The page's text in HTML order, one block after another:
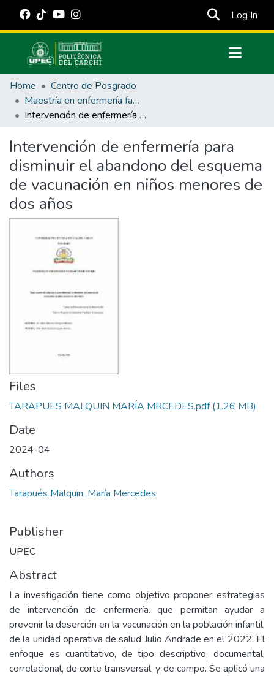
Log In
Communities & Collections
All of DSpace
Statistics
Estadísticas Externas
Manuales
Home
Centro de Posgrado
Maestría en enfermería familiar y comunitaria
Intervención de enfermería para disminuir el abandono del esquema de vacunación en niños menores de dos años
Intervención de enfermería para
disminuir el abandono del esquema
de vacunación en niños menores de
dos años
Files
TARAPUES MALQUIN MARÍA MRCEDES.pdf(1.26 MB)
Date
2024-04
Authors
Tarapués Malquin, María Mercedes
Publisher
UPEC
Abstract
La investigación tiene como objetivo proponer estrategias
de intervención de enfermería. que permitan ayudar a
prevenir la deserción en la vacunación en la población infantil,
de la unidad operativa de salud Julio Andrade en el 2022. El
enfoque es cuantitativo, de tipo descriptivo, documental,
correlacional, de corte transversal, y de campo. Se aplicó una